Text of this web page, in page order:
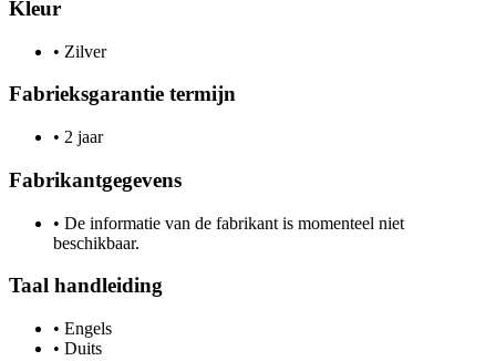
Kleur
• Zilver
Fabrieksgarantie termijn
• 2 jaar
Fabrikantgegevens
• De informatie van de fabrikant is momenteel niet
beschikbaar.
Taal handleiding
• Engels
• Duits